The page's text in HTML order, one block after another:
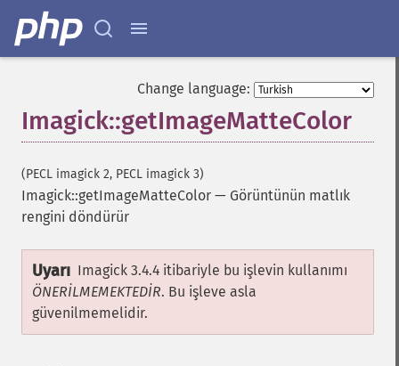
Change language:
Imagick::getImageMatteColor
(PECL imagick 2, PECL imagick 3)
Imagick::getImageMatteColor — Görüntünün matlık
rengini döndürür
Uyarı Imagick 3.4.4 itibariyle bu işlevin kullanımı
ÖNERİLMEMEKTEDİR. Bu işleve asla
güvenilmemelidir.
quantizeImages
queryFontMetrics
queryFonts
randomThresholdImage
readImage
readImageFile
readimages
remapImage
removeImage
removeImageProfile
render
resampleImage
resetImagePage